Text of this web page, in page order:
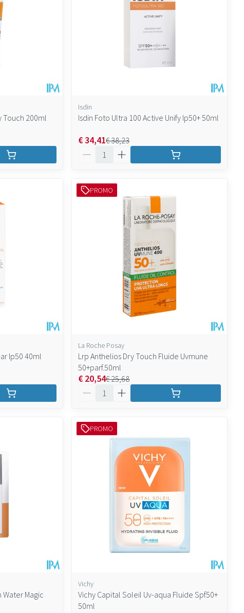
Touch 200ml
Isdin
Isdin Foto Ultra 100 Active Unify Ip50+ 50ml
€ 38,23
€ 34,41
Ip50 40ml
PROMO
La Roche Posay
Lrp Anthelios Dry Touch Fluide Uvmune
50+parf.50ml
€ 25,68
€ 20,54
Magic
PROMO
Vichy
Vichy Capital Soleil Uv-aqua Fluide Spf50+
50ml